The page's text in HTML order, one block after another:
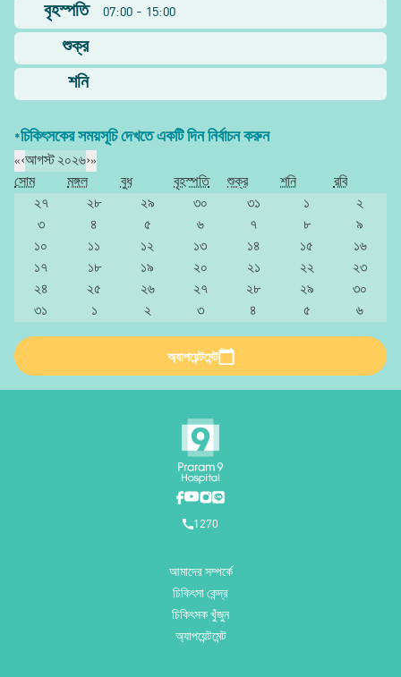
বৃহস্পতি
07:00 - 15:00
শুক্র
শনি
*চিকিৎসকের সময়সূচি দেখতে একটি দিন নির্বাচন করুন
«‹আগস্ট ২০২৬›»
সোম
মঙ্গল বুধ বৃহস্পতি শুক্র শনি
রবি
২৭
২৮ ২৯ ৩০ ৩১ ১
২
৩
৪ ৫ ৬ ৭ ৮
৯
১০
১১ ১২ ১৩ ১৪ ১৫
১৬
১৭
১৮ ১৯ ২০ ২১ ২২
২৩
২৪
২৫ ২৬ ২৭ ২৮ ২৯
৩০
৩১
১ ২ ৩ ৪ ৫ ৬
অ্যাপয়েন্টমেন্ট
1270
আমাদের সম্পর্কে
চিকিৎসা কেন্দ্র
চিকিৎসক খুঁজুন
অ্যাপয়েন্টমেন্ট